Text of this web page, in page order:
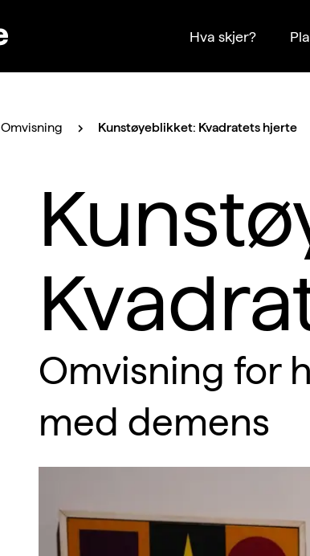
Hva skjer?
Omvisning Kunstøyeblikket: Kvadratets hjerte
Omvisning for
med demens